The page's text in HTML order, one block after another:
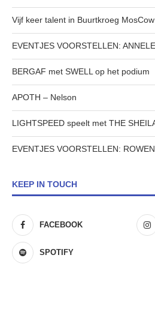
Vijf keer talent in Buurtkroeg MosCow
EVENTJES VOORSTELLEN:
BERGAF met SWELL op het podium
APOTH – Nelson
LIGHTSPEED speelt met THE
EVENTJES VOORSTELLEN:
KEEP IN TOUCH
FACEBOOK
SPOTIFY